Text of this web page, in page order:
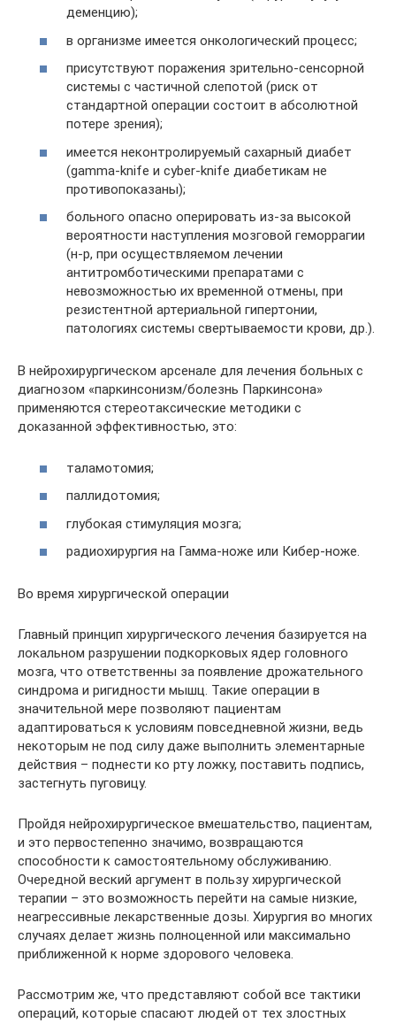
деменцию);
в организме имеется онкологический процесс;
присутствуют поражения зрительно-сенсорной
системы с частичной слепотой (риск от
стандартной операции состоит в абсолютной
потере зрения);
имеется неконтролируемый сахарный диабет
(gamma-knife и cyber-knife диабетикам не
противопоказаны);
больного опасно оперировать из-за высокой
вероятности наступления мозговой геморрагии
(н-р, при осуществляемом лечении
антитромботическими препаратами с
невозможностью их временной отмены, при
резистентной артериальной гипертонии,
патологиях системы свертываемости крови, др.).
В нейрохирургическом арсенале для лечения больных с
диагнозом «паркинсонизм/болезнь Паркинсона»
применяются стереотаксические методики с
доказанной эффективностью, это:
таламотомия;
паллидотомия;
глубокая стимуляция мозга;
радиохирургия на Гамма-ноже или Кибер-ноже.
Во время хирургической операции
Главный принцип хирургического лечения базируется на
локальном разрушении подкорковых ядер головного
мозга, что ответственны за появление дрожательного
синдрома и ригидности мышц. Такие операции в
значительной мере позволяют пациентам
адаптироваться к условиям повседневной жизни, ведь
некоторым не под силу даже выполнить элементарные
действия – поднести ко рту ложку, поставить подпись,
застегнуть пуговицу.
Пройдя нейрохирургическое вмешательство, пациентам,
и это первостепенно значимо, возвращаются
способности к самостоятельному обслуживанию.
Очередной веский аргумент в пользу хирургической
терапии – это возможность перейти на самые низкие,
неагрессивные лекарственные дозы. Хирургия во многих
случаях делает жизнь полноценной или максимально
приближенной к норме здорового человека.
Рассмотрим же, что представляют собой все тактики
операций, которые спасают людей от тех злостных